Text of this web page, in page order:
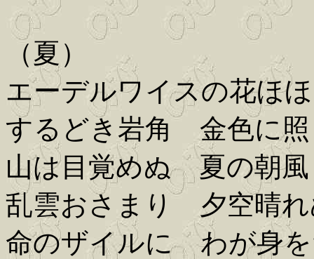
（夏）
エーデルワイスの花ほ
するどき岩角 金色に
山は目覚めぬ 夏の朝風
乱雲おさまり 夕空晴
命のザイルに わが身